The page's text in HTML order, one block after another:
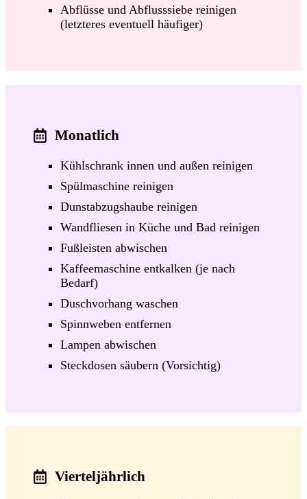
Abflüsse und Abflusssiebe reinigen
(letzteres eventuell häufiger)
Monatlich
Kühlschrank innen und außen reinigen
Spülmaschine reinigen
Dunstabzugshaube reinigen
Wandfliesen in Küche und Bad reinigen
Fußleisten abwischen
Kaffeemaschine entkalken (je nach
Bedarf)
Duschvorhang waschen
Spinnweben entfernen
Lampen abwischen
Steckdosen säubern (Vorsichtig)
Vierteljährlich